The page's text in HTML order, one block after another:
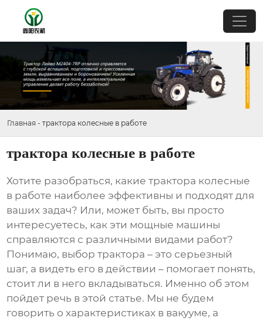
Главная - трактора колесные в работе
трактора колесные в работе
Хотите разобраться, какиетрактора колесные
в работе наиболее эффективны и подходят для
ваших задач? Или, может быть, вы просто
интересуетесь, как эти мощные машины
справляются с различными видами работ?
Понимаю, выбор трактора – это серьезный
шаг, а видеть его в действии – помогает понять,
стоит ли в него вкладываться. Именно об этом
пойдет речь в этой статье. Мы не будем
говорить о характеристиках в вакууме, а